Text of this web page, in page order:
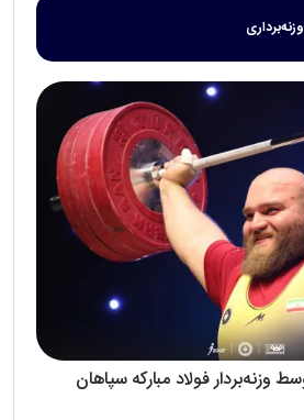
فولاد مبارکه سپاهان